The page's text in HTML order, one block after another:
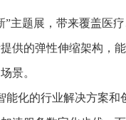
主题展，带来覆盖医
供的弹性伸缩架构，
景。
化的行业解决方案和